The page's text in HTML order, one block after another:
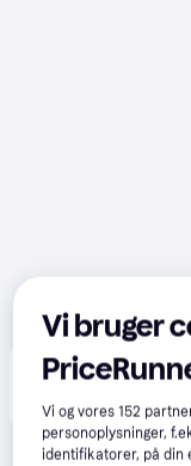
Produktet fås også
Vi bruger
Vi og vores152
personoplysninger,
identifikatorer, på din